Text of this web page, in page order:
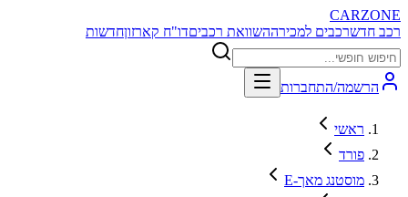
CARZONE
רכב חדשרכבים למכירההשוואת רכביםדו"ח קארזוןחדשות
הרשמה/התחברות
ראשי
פורד
מוסטנג מאך-E